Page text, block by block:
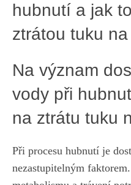
hubnutí a jak‍
ztrátou‌ tuku
Na ‍význam
vody při
na ztrátu tuku
Při procesu⁤ hubnutí‌ je
nezastupitelným